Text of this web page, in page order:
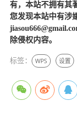
有，本站不拥有其
您发现本站中有涉
除侵权内容。
标签： WPS 设置